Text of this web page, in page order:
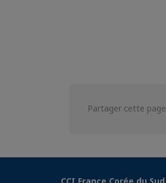
Partager cette page
CCI France Corée du Sud